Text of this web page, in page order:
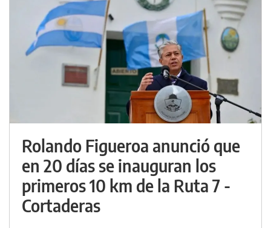
Rolando Figueroa anunció que
en 20 días se inauguran los
primeros 10 km de la Ruta 7 -
Cortaderas